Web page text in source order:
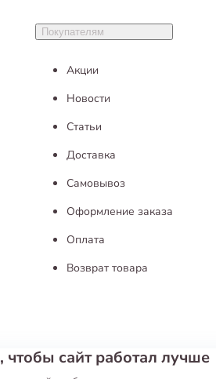
Покупателям
Акции
Новости
Статьи
Доставка
Самовывоз
Оформление заказа
Оплата
Возврат товара
сайт работал лучше